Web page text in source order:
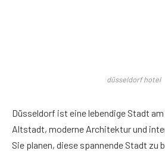
düsseldorf hotel
Düsseldorf ist eine lebendige Stadt
Altstadt, moderne Architektur und
Sie planen, diese spannende Stadt zu